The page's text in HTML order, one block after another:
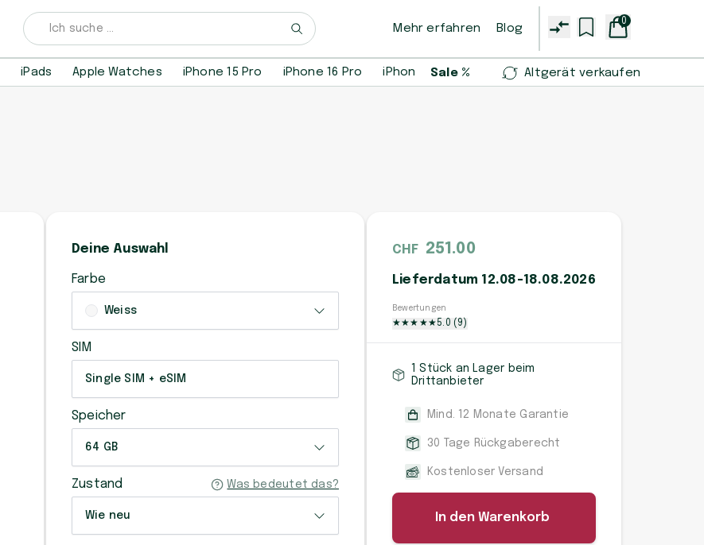
Mehr erfahren Blog
0
iPads Apple Watches iPhone 15 Pro iPhone 16 Pro iPhone 14 Pro iPhone 13 mini Samsung Galaxy
Sale % Altgerät verkaufen
Deine Auswahl
Farbe
Weiss
SIM
Single SIM + eSIM
Speicher
64 GB
Zustand Was bedeutet das?
Wie neu
CHF 251.00
Lieferdatum 12.08-18.08.2026
Bewertungen
★★★ ★★5.0 ( 9 )
1 Stück an Lager beim
Drittanbieter
Mind. 12 Monate Garantie
30 Tage Rückgaberecht
Kostenloser Versand
In den Warenkorb